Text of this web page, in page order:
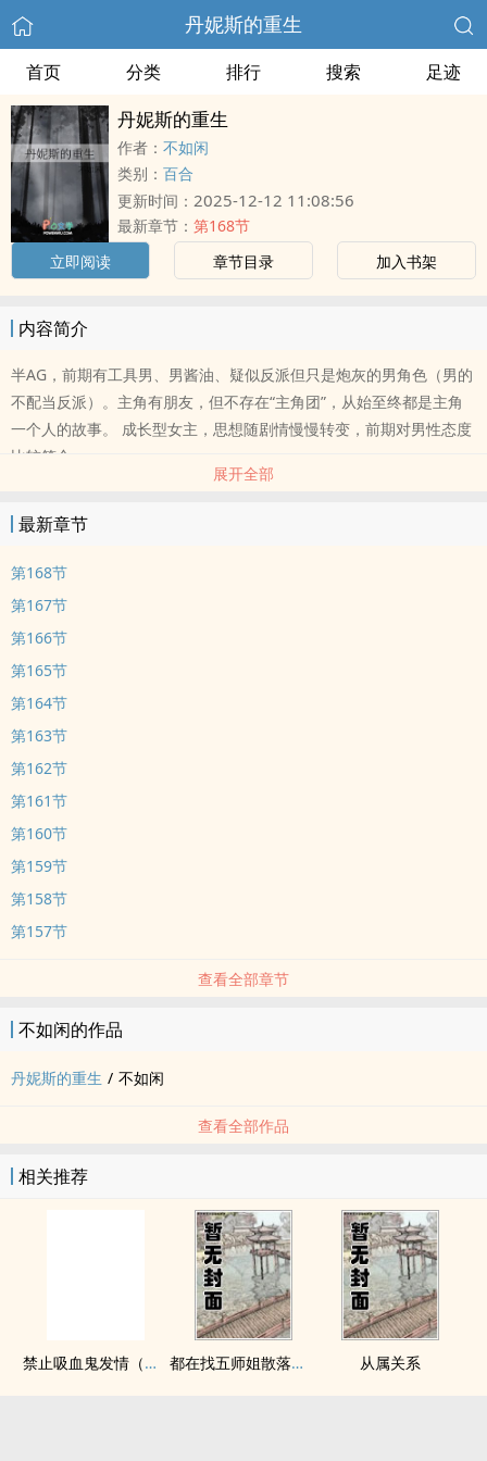
丹妮斯的重生
首页 分类 排行 搜索 足迹
丹妮斯的重生
作者： 不如闲
类别： 百合
更新时间： 2025-12-12 11:08:56
最新章节： 第168节
立即阅读
章节目录 加入书架
内容简介
半AG，前期有工具男、男酱油、疑似反派但只是炮灰的男角色（男的
不配当反派）。主角有朋友，但不存在“主角团”，从始至终都是主角
一个人的故事。 成长型女主，思想随剧情慢慢转变，前期对男性态度
比较符合..
展开全部
最新章节
第168节
第167节
第166节
第165节
第164节
第163节
第162节
第161节
第160节
第159节
第158节
第157节
查看全部章节
不如闲的作品
丹妮斯的重生 / 不如闲
查看全部作品
相关推荐
禁止吸血鬼发情（姐狗高H 1v1） 都在找五师姐散落的法宝 从属关系